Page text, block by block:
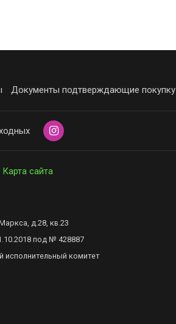
Документы подтверждающие покупку
Карта сайта
д.28, кв.23
под № 428887
исполнительный комитет